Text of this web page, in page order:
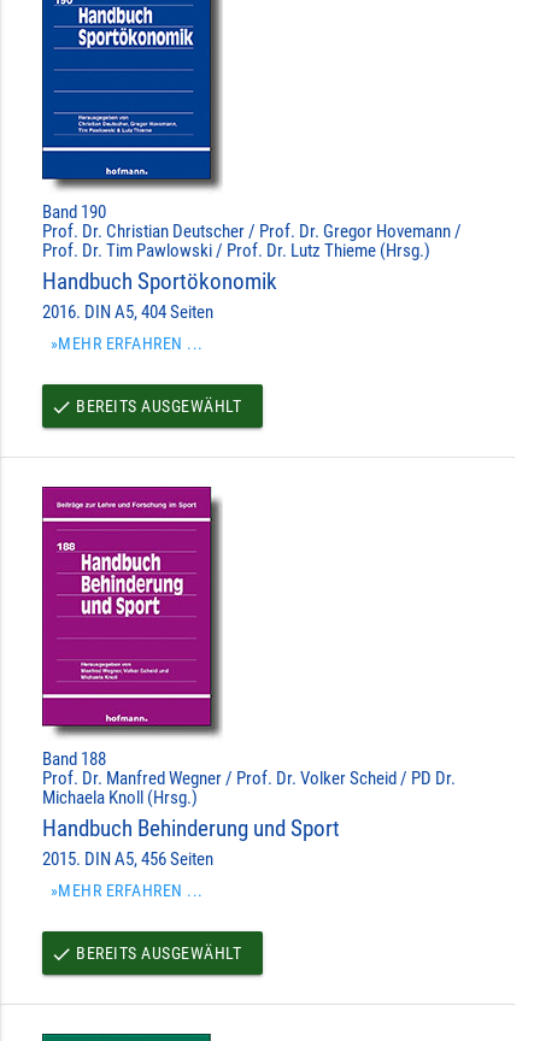
Band 190
Prof. Dr. Christian Deutscher / Prof. Dr. Gregor Hovemann /
Prof. Dr. Tim Pawlowski / Prof. Dr. Lutz Thieme (Hrsg.)
Handbuch Sportökonomik
2016. DIN A5, 404 Seiten
»MEHR ERFAHREN ...
done BEREITS AUSGEWÄHLT
Band 188
Prof. Dr. Manfred Wegner / Prof. Dr. Volker Scheid / PD Dr.
Michaela Knoll (Hrsg.)
Handbuch Behinderung und Sport
2015. DIN A5, 456 Seiten
»MEHR ERFAHREN ...
done BEREITS AUSGEWÄHLT